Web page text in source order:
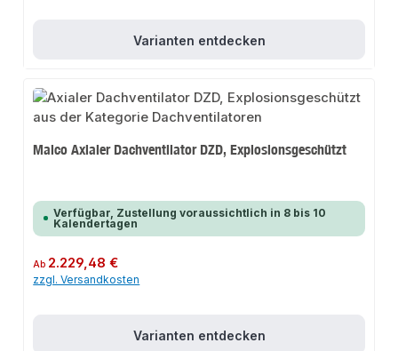
Varianten entdecken
Maico Axialer Dachventilator DZD, Explosionsgeschützt
Verfügbar, Zustellung voraussichtlich in 8 bis 10
Kalendertagen
Regulärer Preis:
Ab 2.229,48 €
zzgl. Versandkosten
Varianten entdecken